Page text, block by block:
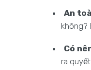
An
không?
Có
ra